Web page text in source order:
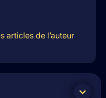
articles de l’auteur